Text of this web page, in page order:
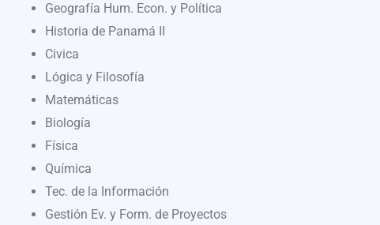
Geografía Hum. Econ. y Política
Historia de Panamá II
Civica
Lógica y Filosofía
Matemáticas
Biología
Física
Química
Tec. de la Información
Gestión Ev. y Form. de Proyectos